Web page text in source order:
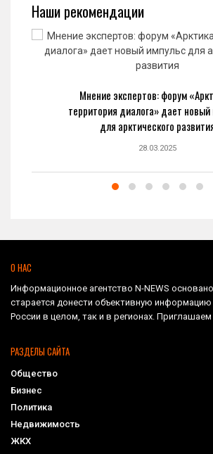
Наши рекомендации
Мнение экспертов: форум
территория диалога» дает новый
для арктического
28.03.2025
О НАС
Информационное агентство N-NEWS
старается донести объективную информацию
России в целом, так и в регионах.
РАЗДЕЛЫ САЙТА
Общество
Бизнес
Политика
Недвижимость
ЖКХ